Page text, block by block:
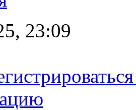
23:09